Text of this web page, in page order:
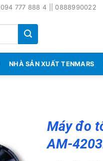
094 777 888 4 || 0888990022
NHÀ SẢN XUẤT TENMARS
Máy đo
AM-